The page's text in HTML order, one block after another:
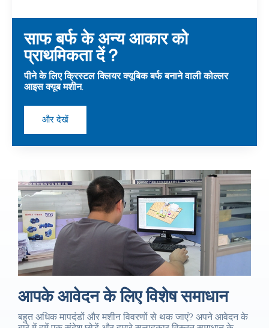
साफ बर्फ के अन्य आकार को
प्राथमिकता दें？
पीने के लिए क्रिस्टल क्लियर क्यूबिक बर्फ बनाने वाली कोल्लर
आइस क्यूब मशीन.
और देखें
आपके आवेदन के लिए विशेष समाधान
बहुत अधिक मापदंडों और मशीन विवरणों से थक जाएं? अपने आवेदन के